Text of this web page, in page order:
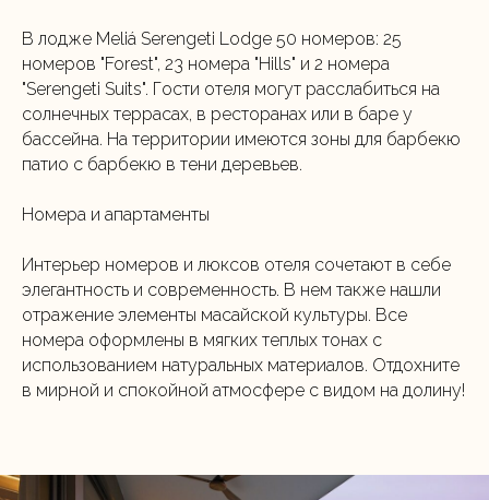
В лодже Meliá Serengeti Lodge 50 номеров: 25
номеров "Forest", 23 номера "Hills" и 2 номера
"Serengeti Suits". Гости отеля могут расслабиться на
солнечных террасах, в ресторанах или в баре у
бассейна. На территории имеются зоны для барбекю
патио с барбекю в тени деревьев.
Номера и апартаменты
Интерьер номеров и люксов отеля сочетают в себе
элегантность и современность. В нем также нашли
отражение элементы масайской культуры. Все
номера оформлены в мягких теплых тонах с
использованием натуральных материалов. Отдохните
в мирной и спокойной атмосфере с видом на долину!